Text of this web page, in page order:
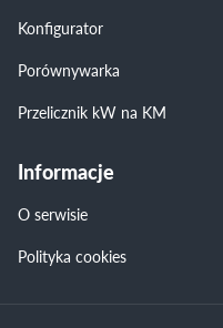
Konfigurator
Porównywarka
Przelicznik kW na KM
Informacje
O serwisie
Polityka cookies